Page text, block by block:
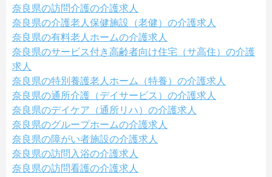
奈良県の訪問介護の介護求人
奈良県の介護老人保健施設（老健）の介護求人
奈良県の有料老人ホームの介護求人
奈良県のサービス付き高齢者向け住宅（サ高住）の介護
求人
奈良県の特別養護老人ホーム（特養）の介護求人
奈良県の通所介護（デイサービス）の介護求人
奈良県のデイケア（通所リハ）の介護求人
奈良県のグループホームの介護求人
奈良県の障がい者施設の介護求人
奈良県の訪問入浴の介護求人
奈良県の訪問看護の介護求人